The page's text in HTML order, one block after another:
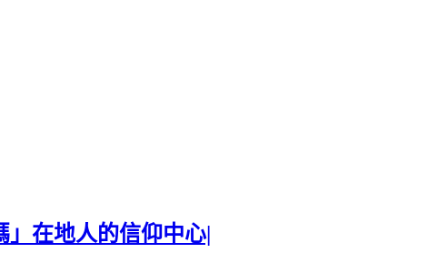
」在地人的信仰中心|